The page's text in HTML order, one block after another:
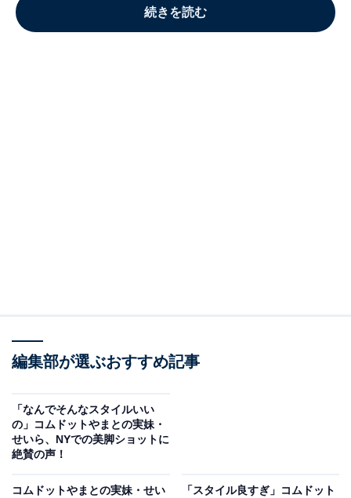
続きを読む
編集部が選ぶおすすめ記事
「なんでそんなスタイルいい
の」コムドットやまとの実妹・
せいら、NYでの美脚ショットに
絶賛の声！
コムドットやまとの実妹・せい
「スタイル良すぎ」コムドット